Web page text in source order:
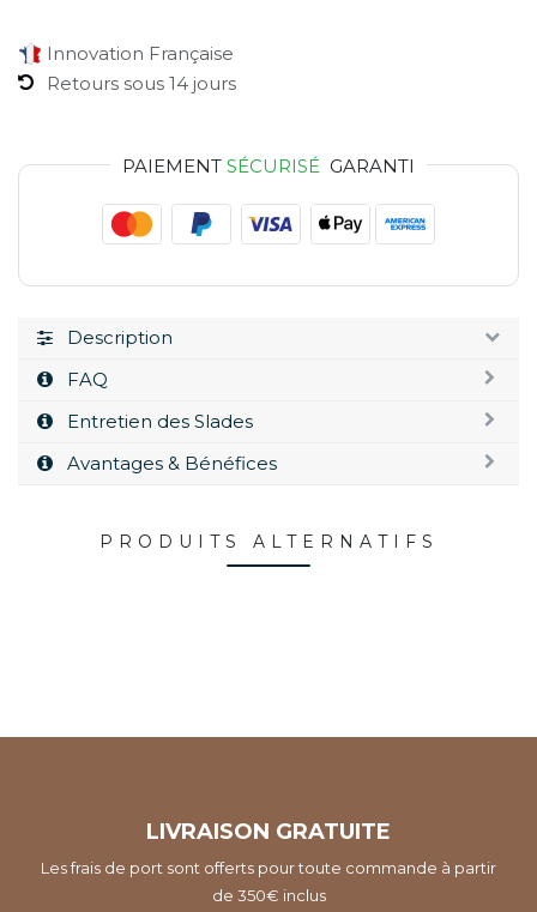
Innovation Française
Retours sous 14 jours
PAIEMENT SÉCURISÉ GARANTI
Description
FAQ
Entretien des Slades
Avantages & Bénéfices
PRODUITS ALTERNATIFS
LIVRAISON GRATUITE
Les frais de port sont offerts pour toute commande à partir
de 350€ inclus